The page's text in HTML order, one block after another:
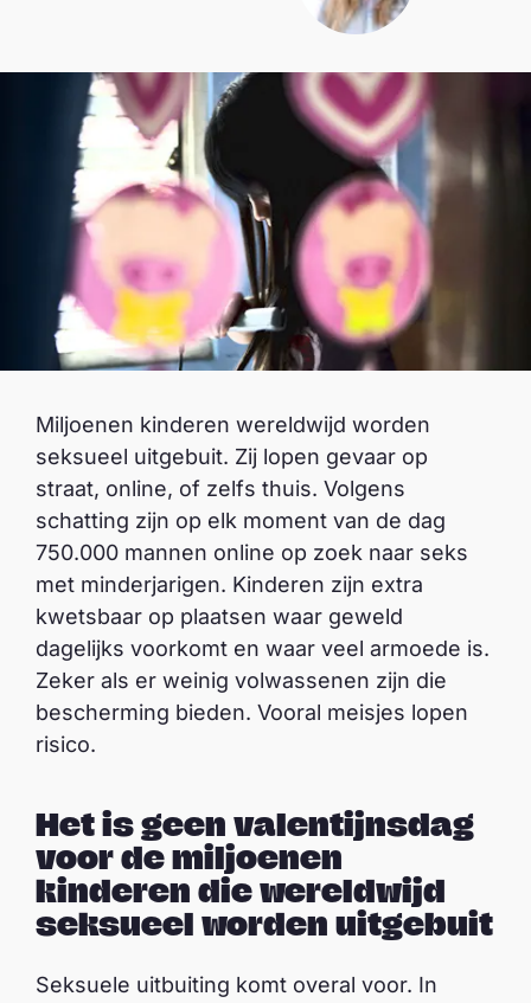
Miljoenen kinderen wereldwijd worden
seksueel uitgebuit. Zij lopen gevaar op
straat, online, of zelfs thuis. Volgens
schatting zijn op elk moment van de dag
750.000 mannen online op zoek naar seks
met minderjarigen. Kinderen zijn extra
kwetsbaar op plaatsen waar geweld
dagelijks voorkomt en waar veel armoede is.
Zeker als er weinig volwassenen zijn die
bescherming bieden. Vooral meisjes lopen
risico.
Het is geen valentijnsdag
voor de miljoenen
kinderen die wereldwijd
seksueel worden uitgebuit
Seksuele uitbuiting komt overal voor. In